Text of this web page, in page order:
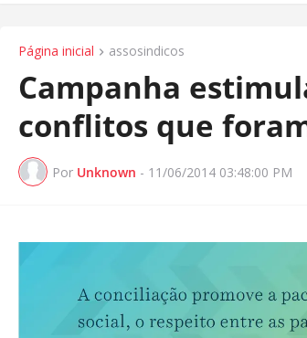
Página inicial assosindicos
Campanha
conflitos que
Por Unknown - 11/06/2014 03:48:00 PM